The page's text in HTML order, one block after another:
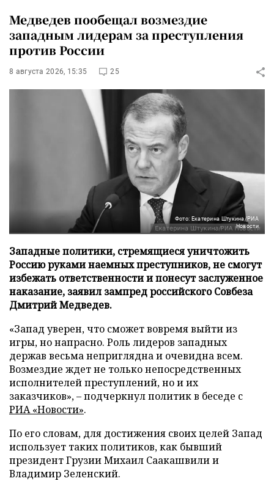
Медведев пообещал возмездие
западным лидерам за преступления
против России
8 августа 2026, 15:35 25
Фото: Екатерина Штукина/РИА
Новости
Западные политики, стремящиеся уничтожить
Россию руками наемных преступников, не смогут
избежать ответственности и понесут заслуженное
наказание, заявил зампред российского Совбеза
Дмитрий Медведев.
«Запад уверен, что сможет вовремя выйти из
игры, но напрасно. Роль лидеров западных
держав весьма неприглядна и очевидна всем.
Возмездие ждет не только непосредственных
исполнителей преступлений, но и их
заказчиков», – подчеркнул политик в беседе с
РИА «Новости».
По его словам, для достижения своих целей Запад
использует таких политиков, как бывший
президент Грузии Михаил Саакашвили и
Владимир Зеленский.